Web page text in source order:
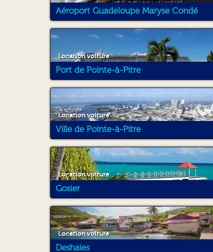
Aéroport Guadeloupe Maryse Condé
Location voiture
Port de Pointe-à-Pitre
Location voiture
Ville de Pointe-à-Pitre
Location voiture
Gosier
Location voiture
Deshaies